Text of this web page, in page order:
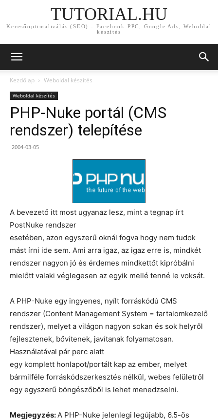
TUTORIAL.HU
Keresőoptimalizálás (SEO) - Facebook PPC, Google Ads, Weboldal
készítés
Kezdőlap Weboldal készítés
Weboldal készítés
PHP-Nuke portál (CMS
rendszer) telepítése
2004-03-05
A bevezető itt most ugyanaz lesz, mint a tegnap írt
PostNuke rendszer
esetében, azon egyszerű oknál fogva hogy nem tudok
mást írni ide sem. Ami arra igaz, az igaz erre is, mindkét
rendszer nagyon jó és érdemes mindkettőt kipróbálni
mielőtt valaki véglegesen az egyik mellé tenné le voksát.
A PHP-Nuke egy ingyenes, nyílt forráskódú CMS
rendszer (Content Management System = tartalomkezelő
rendszer), melyet a világon nagyon sokan és sok helyről
fejlesztenek, bővítenek, javítanak folyamatosan.
Használatával pár perc alatt
egy komplett honlapot/portált kap az ember, melyet
bármilféle forráskódszerkesztés nélkül, webes felületről
egy egyszerű böngészőből is lehet menedzselni.
Megjegyzés:A PHP-Nuke jelenlegi legújabb, 6.5-ös